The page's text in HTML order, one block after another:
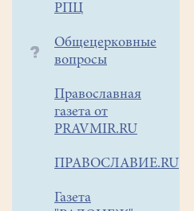
РПЦ
Общецерковные
вопросы
Православная
газета от
PRAVMIR.RU
ПРАВОСЛАВИЕ.RU
Газета